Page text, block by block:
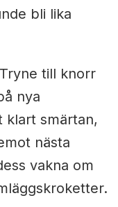
bli lika
till knorr
nya
klart smärtan,
nästa
vakna om